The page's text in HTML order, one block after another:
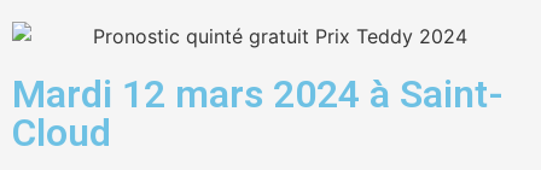
Mardi 12 mars 2024 à Saint-
Cloud